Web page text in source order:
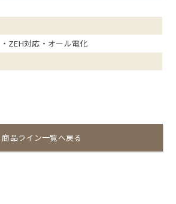
ZEH対応・オール電化
商品ライン一覧へ戻る